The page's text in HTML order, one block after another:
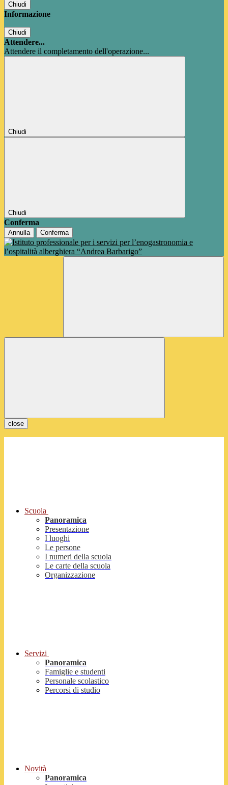
Chiudi
Informazione
Chiudi
Attendere...
Attendere il completamento dell'operazione...
Chiudi
Chiudi
Conferma
Annulla Conferma
close
Scuola
Panoramica
Presentazione
I luoghi
Le persone
I numeri della scuola
Le carte della scuola
Organizzazione
Servizi
Panoramica
Famiglie e studenti
Personale scolastico
Percorsi di studio
Novità
Panoramica